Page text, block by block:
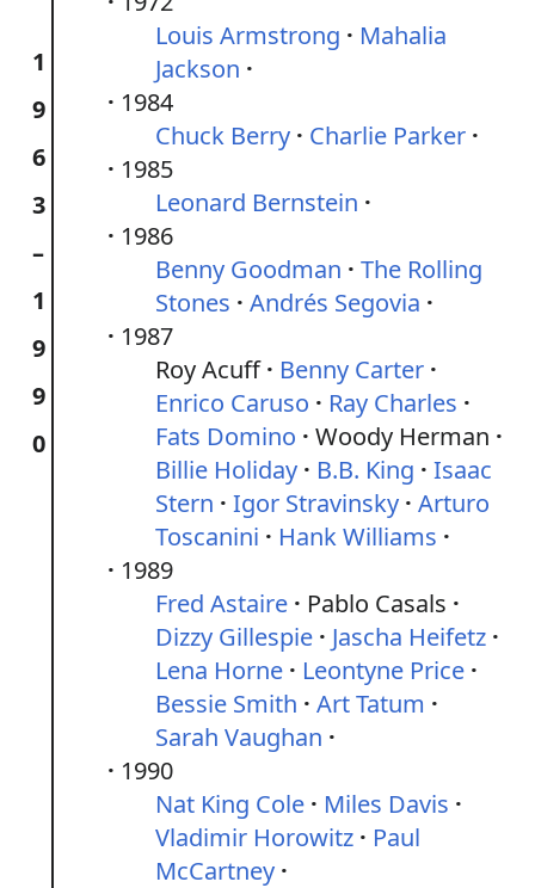
1
9
6
3
–
1
9
9
0
Louis Armstrong
Mahalia
Jackson
1984
Chuck Berry
Charlie Parker
1985
Leonard Bernstein
1986
Benny Goodman
The Rolling
Stones
Andrés Segovia
1987
Roy Acuff
Benny Carter
Enrico Caruso
Ray Charles
Fats Domino
Woody Herman
Billie Holiday
B.B. King
Isaac
Stern
Igor Stravinsky Arturo
Toscanini
Hank Williams
1989
Fred Astaire
Pablo Casals
Dizzy Gillespie
Jascha Heifetz
Lena Horne
Leontyne Price
Bessie Smith
Art Tatum
Sarah Vaughan
1990
Nat King Cole
Miles Davis
Vladimir Horowitz
Paul
McCartney